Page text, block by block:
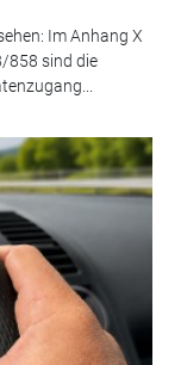
Im Anhang X
858 sind die